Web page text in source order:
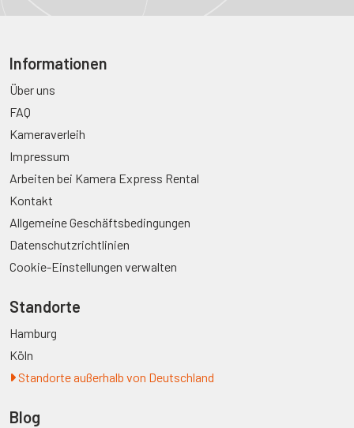
Informationen
Über uns
FAQ
Kameraverleih
Impressum
Arbeiten bei Kamera Express Rental
Kontakt
Allgemeine Geschäftsbedingungen
Datenschutzrichtlinien
Cookie-Einstellungen verwalten
Standorte
Hamburg
Köln
Standorte außerhalb von Deutschland
Blog